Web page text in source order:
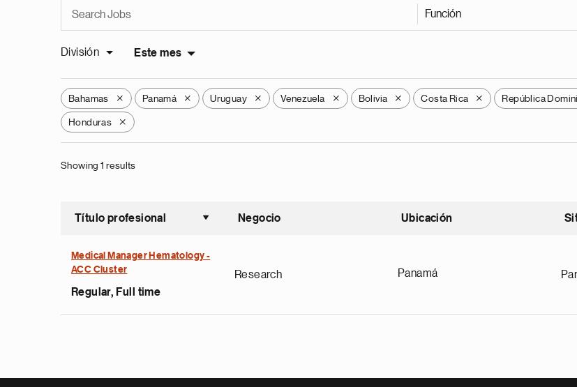
Función
División Este mes
Bahamas X Panamá X Uruguay X Venezuela X Bolivia X Costa Rica X República
Honduras X
Showing 1 results
Título profesional
Ordenar ascendente
Negocio Ubicación
Medical Manager Hematology -
ACC Cluster
Regular, Full time
Research Panamá